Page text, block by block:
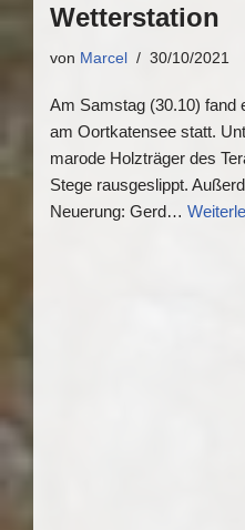
Wetterstation
von Marcel 30/10/2021
Am Samstag (30.10) fand
am Oortkatensee statt.
marode Holzträger des
Stege rausgeslippt.
Neuerung: Gerd…